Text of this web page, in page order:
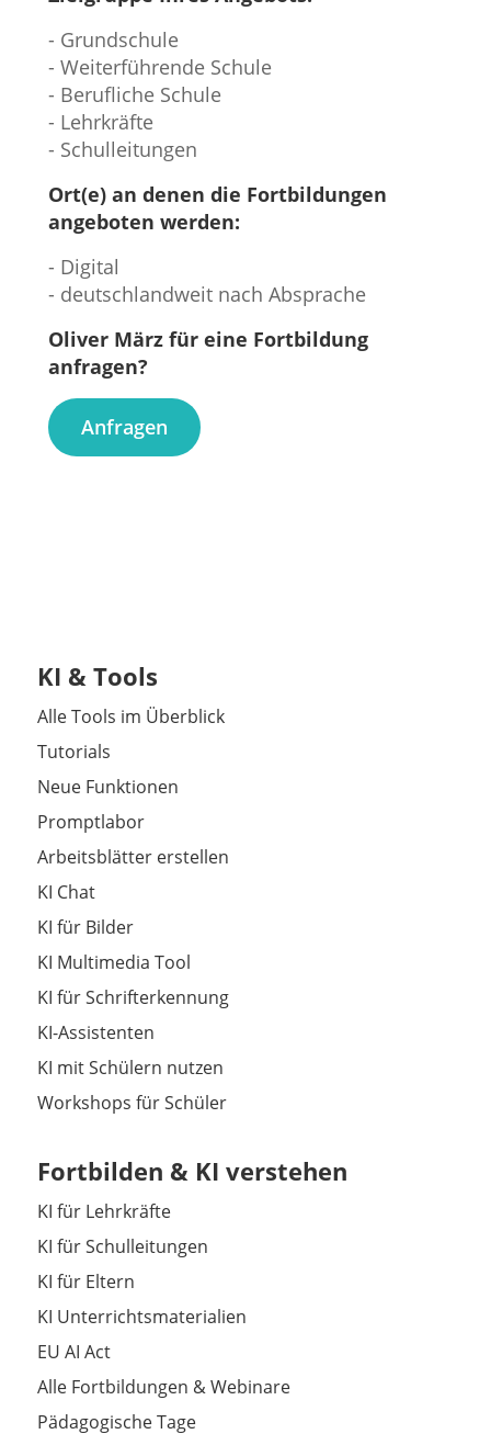
- Grundschule
- Weiterführende Schule
- Berufliche Schule
- Lehrkräfte
- Schulleitungen
Ort(e) an denen die Fortbildungen
angeboten werden:
- Digital
- deutschlandweit nach Absprache
Oliver März für eine Fortbildung
anfragen?
Anfragen
KI & Tools
Alle Tools im Überblick
Tutorials
Neue Funktionen
Promptlabor
Arbeitsblätter erstellen
KI Chat
KI für Bilder
KI Multimedia Tool
KI für Schrifterkennung
KI-Assistenten
KI mit Schülern nutzen
Workshops für Schüler
Fortbilden & KI verstehen
KI für Lehrkräfte
KI für Schulleitungen
KI für Eltern
KI Unterrichtsmaterialien
EU AI Act
Alle Fortbildungen & Webinare
Pädagogische Tage